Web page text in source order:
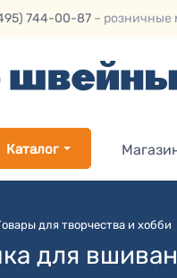
744-00-87 – розничные
Каталог
для творчества и хобби
для